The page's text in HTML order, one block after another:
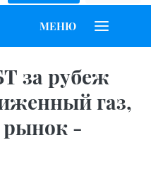
МЕНЮ
за рубеж
газ,
рынок -